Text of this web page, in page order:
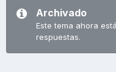
Archivado
Este tema ahora
respuestas.